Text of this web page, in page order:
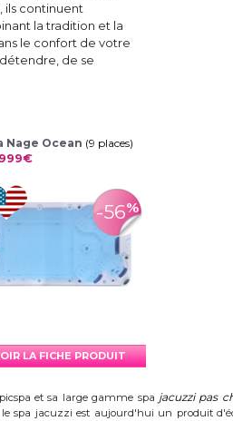
ils continuent
la tradition et la
le confort de votre
de se
Nage Ocean (9 places)
-56%
LA FICHE PRODUIT
et sa large gamme spa jacuzzi pas
le spa jacuzzi est aujourd'hui un produit